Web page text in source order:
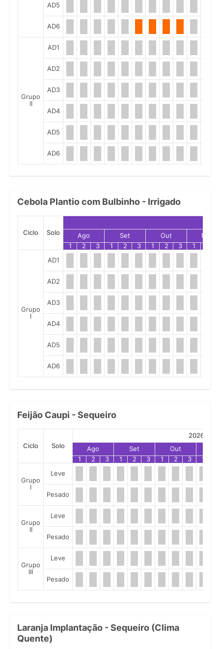
AD5
AD6
Grupo
II
AD1
AD2
AD3
AD4
AD5
AD6
Cebola Plantio com Bulbinho - Irrigado
Ciclo Solo Ago Set Out
Nov
1
2 3 1 2 3 1 2 3 1
Grupo
I
AD1
AD2
AD3
AD4
AD5
AD6
Feijão Caupi - Sequeiro
Ciclo Solo
2026
Ago
Set Out
1
2 3 1 2 3 1 2 3 1
Grupo
I
Leve
Pesado
Grupo
II
Leve
Pesado
Grupo
III
Leve
Pesado
Laranja Implantação - Sequeiro (Clima
Quente)